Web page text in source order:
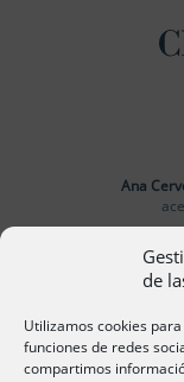
de
Utilizamos cookies
funciones de redes
compartimos
Ana